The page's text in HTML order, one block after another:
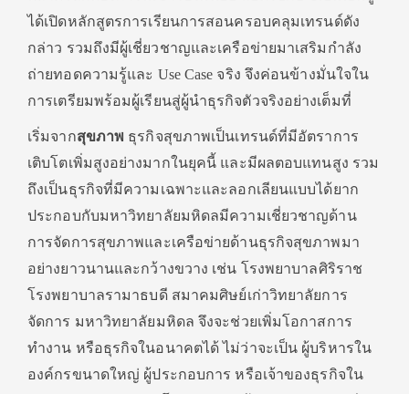
ได้เปิดหลักสูตรการเรียนการสอนครอบคลุมเทรนด์ดัง
กล่าว รวมถึงมีผู้เชี่ยวชาญและเครือข่ายมาเสริมกำลัง
ถ่ายทอดความรู้และ Use Case จริง จึงค่อนข้างมั่นใจใน
การเตรียมพร้อมผู้เรียนสู่ผู้นำธุรกิจตัวจริงอย่างเต็มที่
เริ่มจากสุขภาพ ธุรกิจสุขภาพเป็นเทรนด์ที่มีอัตราการ
เติบโตเพิ่มสูงอย่างมากในยุคนี้ และมีผลตอบแทนสูง รวม
ถึงเป็นธุรกิจที่มีความเฉพาะและลอกเลียนแบบได้ยาก
ประกอบกับมหาวิทยาลัยมหิดลมีความเชี่ยวชาญด้าน
การจัดการสุขภาพและเครือข่ายด้านธุรกิจสุขภาพมา
อย่างยาวนานและกว้างขวาง เช่น โรงพยาบาลศิริราช
โรงพยาบาลรามาธบดี สมาคมศิษย์เก่าวิทยาลัยการ
จัดการ มหาวิทยาลัยมหิดล จึงจะช่วยเพิ่มโอกาสการ
ทำงาน หรือธุรกิจในอนาคตได้ ไม่ว่าจะเป็น ผู้บริหารใน
องค์กรขนาดใหญ่ ผู้ประกอบการ หรือเจ้าของธุรกิจใน